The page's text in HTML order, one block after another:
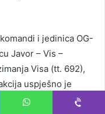
i jedinica OG-
Javor – Vis –
Visa (tt. 692),
uspješno je
111. brigade